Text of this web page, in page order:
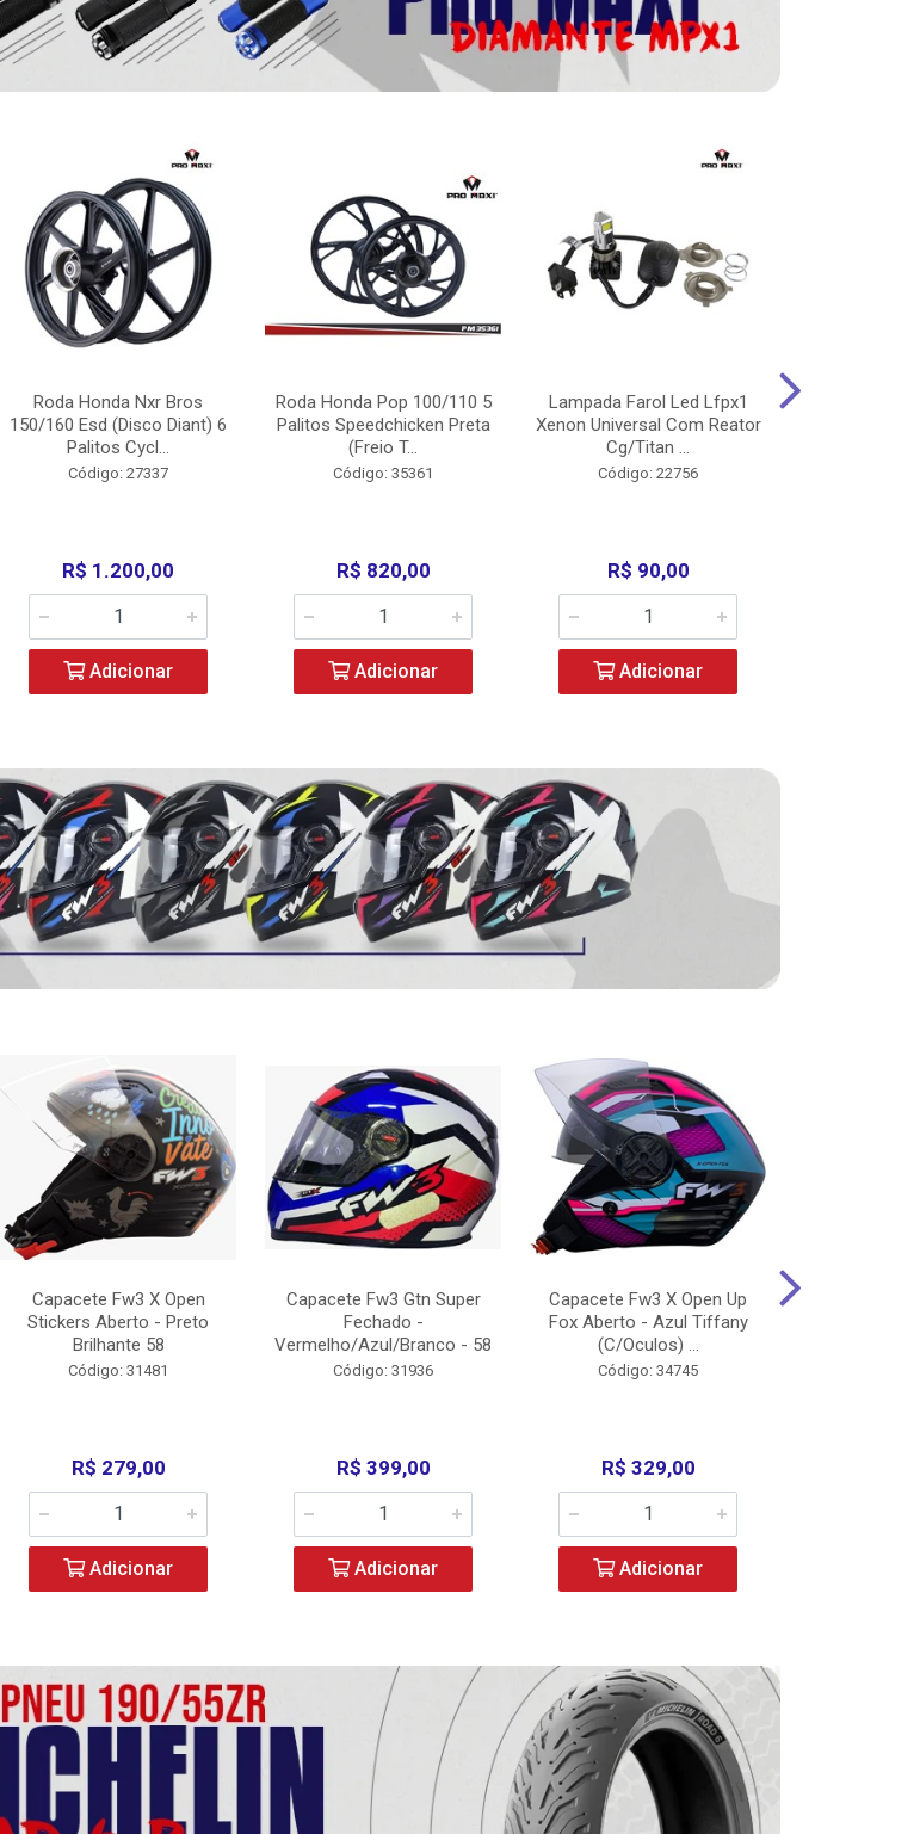
Roda Honda Nxr Bros
150/160 Esd (Disco Diant) 6
Palitos Cycl...
Código: 27337
R$ 1.200,00
Adicionar
Roda Honda Pop 100/110 5
Palitos Speedchicken Preta
(Freio T...
Código: 35361
R$ 820,00
Adicionar
Lampada Farol Led Lfpx1
Xenon Universal Com Reator
Cg/Titan ...
Código: 22756
R$ 90,00
Adicionar
Capacete Fw3 X Open
Stickers Aberto - Preto
Brilhante 58
Código: 31481
R$ 279,00
Adicionar
Capacete Fw3 Gtn Super
Fechado -
Vermelho/Azul/Branco - 58
Código: 31936
R$ 399,00
Adicionar
Capacete Fw3 X Open Up
Fox Aberto - Azul Tiffany
(C/Oculos) ...
Código: 34745
R$ 329,00
Adicionar